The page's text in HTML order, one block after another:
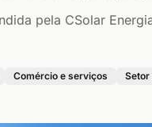
pela CSolar
Comércio e serviços Setor